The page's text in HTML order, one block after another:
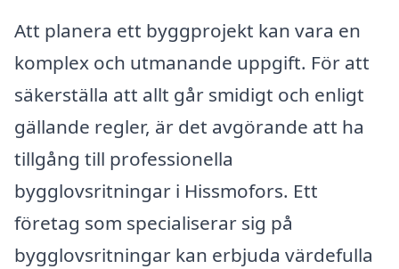
Att planera ett byggprojekt kan vara en
komplex och utmanande uppgift. För att
säkerställa att allt går smidigt och enligt
gällande regler, är det avgörande att ha
tillgång till professionella
bygglovsritningar i Hissmofors. Ett
företag som specialiserar sig på
bygglovsritningar kan erbjuda värdefulla